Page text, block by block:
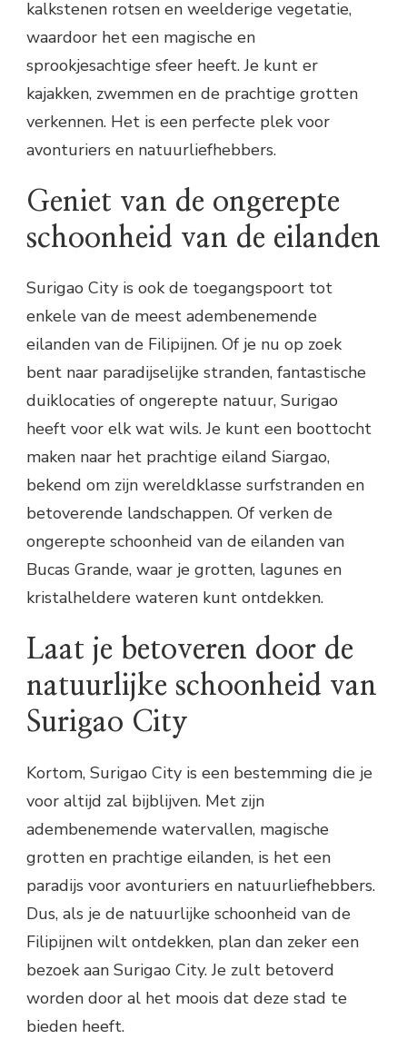
kalkstenen rotsen en weelderige vegetatie,
waardoor het een magische en
sprookjesachtige sfeer heeft. Je kunt er
kajakken, zwemmen en de prachtige grotten
verkennen. Het is een perfecte plek voor
avonturiers en natuurliefhebbers.
Geniet van de ongerepte
schoonheid van de eilanden
Surigao City is ook de toegangspoort tot
enkele van de meest adembenemende
eilanden van de Filipijnen. Of je nu op zoek
bent naar paradijselijke stranden, fantastische
duiklocaties of ongerepte natuur, Surigao
heeft voor elk wat wils. Je kunt een boottocht
maken naar het prachtige eiland Siargao,
bekend om zijn wereldklasse surfstranden en
betoverende landschappen. Of verken de
ongerepte schoonheid van de eilanden van
Bucas Grande, waar je grotten, lagunes en
kristalheldere wateren kunt ontdekken.
Laat je betoveren door de
natuurlijke schoonheid van
Surigao City
Kortom, Surigao City is een bestemming die je
voor altijd zal bijblijven. Met zijn
adembenemende watervallen, magische
grotten en prachtige eilanden, is het een
paradijs voor avonturiers en natuurliefhebbers.
Dus, als je de natuurlijke schoonheid van de
Filipijnen wilt ontdekken, plan dan zeker een
bezoek aan Surigao City. Je zult betoverd
worden door al het moois dat deze stad te
bieden heeft.